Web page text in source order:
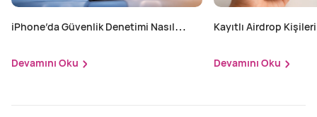
iPhone’da Güvenlik Denetimi Nasıl
Devamını Oku
Kayıtlı Airdrop
Devamını Oku